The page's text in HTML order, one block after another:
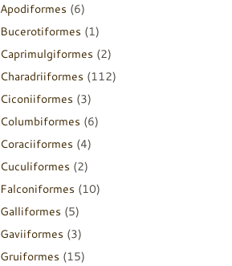
Apodiformes (6)
Bucerotiformes (1)
Caprimulgiformes (2)
Charadriiformes (112)
Ciconiiformes (3)
Columbiformes (6)
Coraciiformes (4)
Cuculiformes (2)
Falconiformes (10)
Galliformes (5)
Gaviiformes (3)
Gruiformes (15)